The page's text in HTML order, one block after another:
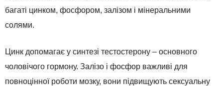
багаті цинком, фосфором, залізом і мінеральними
солями.
Цинк допомагає у синтезі тестостерону – основного
чоловічого гормону. Залізо і фосфор важливі для
повноцінної роботи мозку, вони підвищують сексуальну